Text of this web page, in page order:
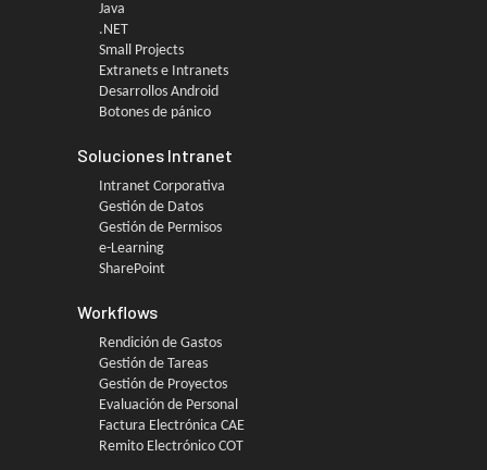
Java
.NET
Small Projects
Extranets e Intranets
Desarrollos Android
Botones de pánico
Soluciones Intranet
Intranet Corporativa
Gestión de Datos
Gestión de Permisos
e-Learning
SharePoint
Workflows
Rendición de Gastos
Gestión de Tareas
Gestión de Proyectos
Evaluación de Personal
Factura Electrónica CAE
Remito Electrónico COT